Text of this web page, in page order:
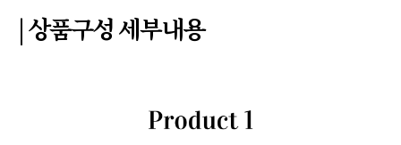
| 상품구성 세부내용